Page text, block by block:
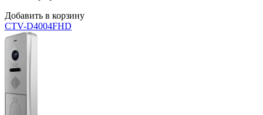
Добавить в корзину
CTV-D4004FHD